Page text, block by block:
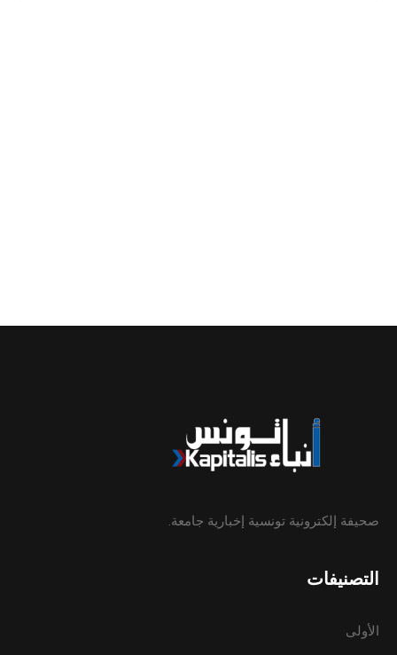
صحيفة إلكترونية تونسية إخبارية جامعة.
التصنيفات
الأولى